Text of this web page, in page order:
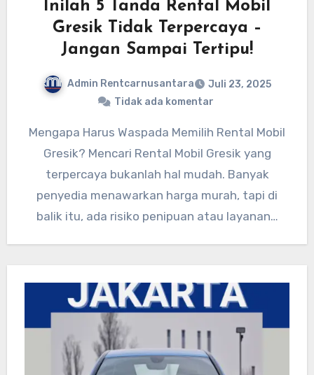
Inilah 5 Tanda Rental Mobil
Gresik Tidak Terpercaya –
Jangan Sampai Tertipu!
Admin Rentcarnusantara
Juli 23, 2025
Tidak ada komentar
Mengapa Harus Waspada Memilih Rental Mobil
Gresik? Mencari Rental Mobil Gresik yang
terpercaya bukanlah hal mudah. Banyak
penyedia menawarkan harga murah, tapi di
balik itu, ada risiko penipuan atau layanan…